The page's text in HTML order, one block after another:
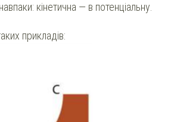
кінетична — в потенціальну.
прикладів: